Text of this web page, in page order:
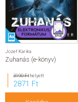
Jozef Karika
Zuhanás (e-könyv)
3190 Fthelyett
2871 Ft